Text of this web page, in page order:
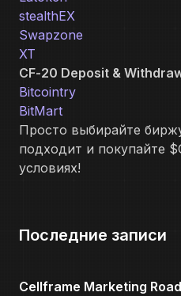
stealthEX
Swapzone
XT
CF-20 Deposit &
Bitcointry
BitMart
Просто выбирайте
подходит и покупайте
условиях!
Последние записи
Cellframe Marketing